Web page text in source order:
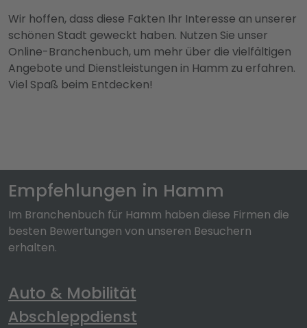
Wir hoffen, dass diese Fakten Ihr Interesse an unserer
schönen Stadt geweckt haben. Nutzen Sie unser
Online-Branchenbuch, um mehr über die vielfältigen
Angebote und Dienstleistungen in Hamm zu erfahren.
Viel Spaß beim Entdecken!
Empfehlungen in Hamm
Im Branchenbuch für Hamm haben diese Firmen die
besten Bewertungen von unseren Besuchern
erhalten.
Auto & Mobilität
Abschleppdienst